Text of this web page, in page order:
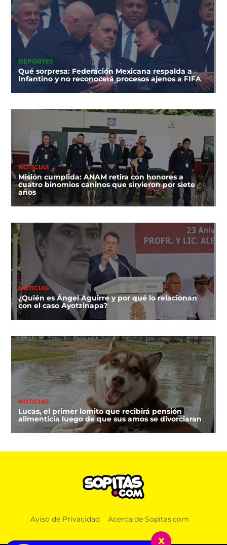
DEPORTES
Qué sorpresa: Federación Mexicana respalda a
Infantino y no reconocerá procesos ajenos a FIFA
NOTICIAS
Misión cumplida: ANAM retira con honores a
cuatro binomios caninos que sirvieron por siete
años
NOTICIAS
¿Quién es Ángel Aguirre y por qué lo relacionan
con el caso Ayotzinapa?
NOTICIAS
Lucas, el primer lomito que recibirá pensión
alimenticia luego de que sus amos se divorciaran
Aviso de Privacidad Acerca de Sopitas.com
x